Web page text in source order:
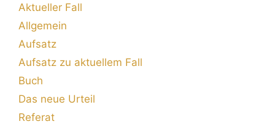
Aktueller Fall
Allgemein
Aufsatz
Aufsatz zu aktuellem Fall
Buch
Das neue Urteil
Referat